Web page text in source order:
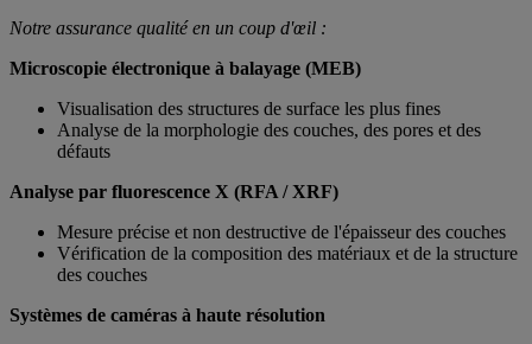
Notre assurance qualité en un coup d'œil :
Microscopie électronique à balayage (MEB)
Visualisation des structures de surface les plus fines
Analyse de la morphologie des couches, des pores et des
défauts
Analyse par fluorescence X (RFA / XRF)
Mesure précise et non destructive de l'épaisseur des couches
Vérification de la composition des matériaux et de la structure
des couches
Systèmes de caméras à haute résolution